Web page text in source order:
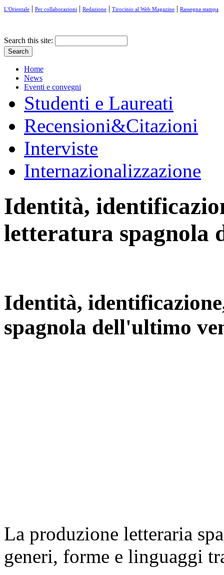
L'Orientale | Per collaborazioni | Redazione | Tirocinio al Web Magazine | Rassegna stampa
Search this site:
Home
News
Eventi e convegni
Studenti e Laureati
Recensioni&Citazioni
Interviste
Internazionalizzazione
Identità,
letteratura spagnola
Identità,
spagnola dell'ultimo
La produzione letteraria
generi, forme e linguaggi